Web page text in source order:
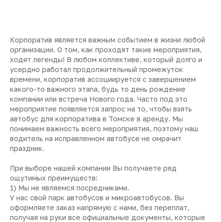
Корпоратив является важным событием в жизни любой
организации. О том, как проходят такие мероприятия,
ходят легенды! В любом коллективе, который долго и
усердно работал продолжительный промежуток
времени, корпоратив ассоциируется с завершением
какого-то важного этапа, будь то день рождение
компании или встреча Нового года. Часто под это
мероприятие появляется запрос на то, чтобы взять
автобус для корпоратива в Томске в аренду. Мы
понимаем важность всего мероприятия, поэтому наш
водитель на исправленном автобусе не омрачит
праздник.
При выборе нашей компании Вы получаете ряд
ощутимых преимуществ:
1) Мы не являемся посредниками.
У нас свой парк автобусов и микроавтобусов. Вы
оформляете заказ напрямую с нами, без переплат,
получая на руки все официальные документы, которые